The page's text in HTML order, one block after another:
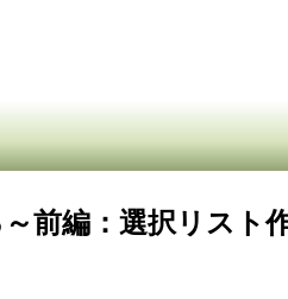
前編：選択リスト